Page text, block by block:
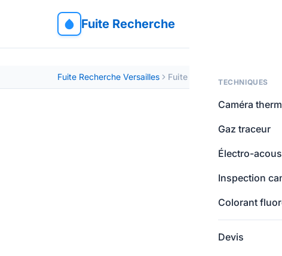
Fuite Recherche
TECHNIQUES
Caméra
Gaz traceur
Électro-
Inspection
Colorant
Devis
Fuite Recherche Versailles Fuite d'eau Porcheville